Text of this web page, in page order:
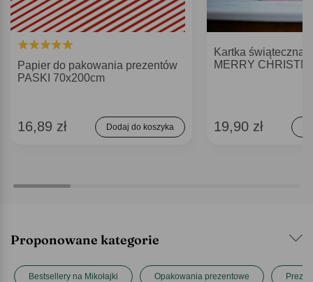
Papier do pakowania prezentów
PASKI 70x200cm
16,89 zł Dodaj do koszyka
Kartka świąteczna
MERRY
19,90 zł
Proponowane kategorie
Bestsellery na Mikołajki Opakowania prezentowe